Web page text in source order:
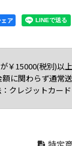
ア
￥15000(税別)以
に関わらず通常
クレジットカー